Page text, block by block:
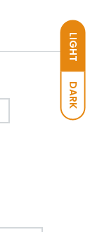
LIGHT
DARK